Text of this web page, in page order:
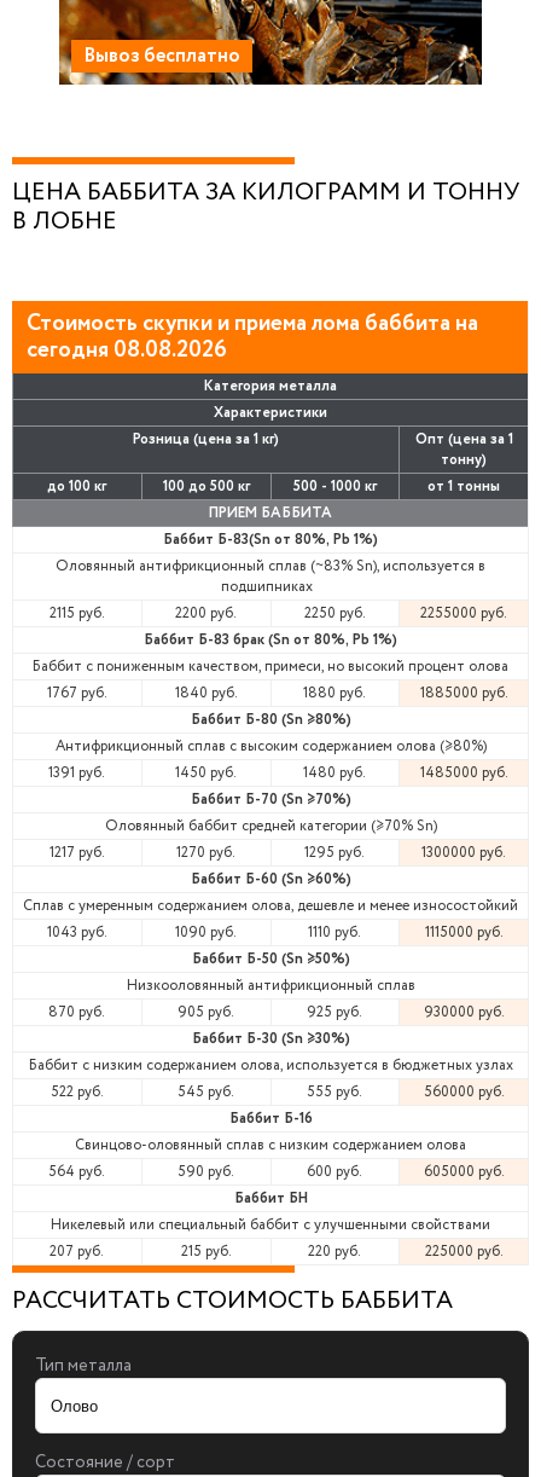
Вывоз бесплатно
ЦЕНА БАББИТА ЗА КИЛОГРАММ И ТОННУ
В ЛОБНЕ
Стоимость скупки и приема лома баббита на
сегодня 08.08.2026
Категория металла
Характеристики
Розница (цена за 1 кг)
Опт (цена за 1
тонну)
до 100 кг
100 до 500 кг 500 - 1000 кг
от 1 тонны
ПРИЕМ БАББИТА
Баббит Б-83(Sn от 80%, Pb 1%)
Оловянный антифрикционный сплав (~83% Sn), используется в
подшипниках
2115 руб.
2200 руб. 2250 руб.
2255000 руб.
Баббит Б-83 брак (Sn от 80%, Pb 1%)
Баббит с пониженным качеством, примеси, но высокий процент олова
1767 руб.
1840 руб. 1880 руб.
1885000 руб.
Баббит Б-80 (Sn ≥80%)
Антифрикционный сплав с высоким содержанием олова (≥80%)
1391 руб.
1450 руб. 1480 руб.
1485000 руб.
Баббит Б-70 (Sn ≥70%)
Оловянный баббит средней категории (≥70% Sn)
1217 руб.
1270 руб. 1295 руб.
1300000 руб.
Баббит Б-60 (Sn ≥60%)
Сплав с умеренным содержанием олова, дешевле и менее износостойкий
1043 руб.
1090 руб. 1110 руб.
1115000 руб.
Баббит Б-50 (Sn ≥50%)
Низкооловянный антифрикционный сплав
870 руб.
905 руб. 925 руб.
930000 руб.
Баббит Б-30 (Sn ≥30%)
Баббит с низким содержанием олова, используется в бюджетных узлах
522 руб.
545 руб. 555 руб.
560000 руб.
Баббит Б-16
Свинцово-оловянный сплав с низким содержанием олова
564 руб.
590 руб. 600 руб.
605000 руб.
Баббит БН
Никелевый или специальный баббит с улучшенными свойствами
207 руб.
215 руб. 220 руб. 225000 руб.
РАССЧИТАТЬ СТОИМОСТЬ БАББИТА
Тип металла
Состояние / сорт